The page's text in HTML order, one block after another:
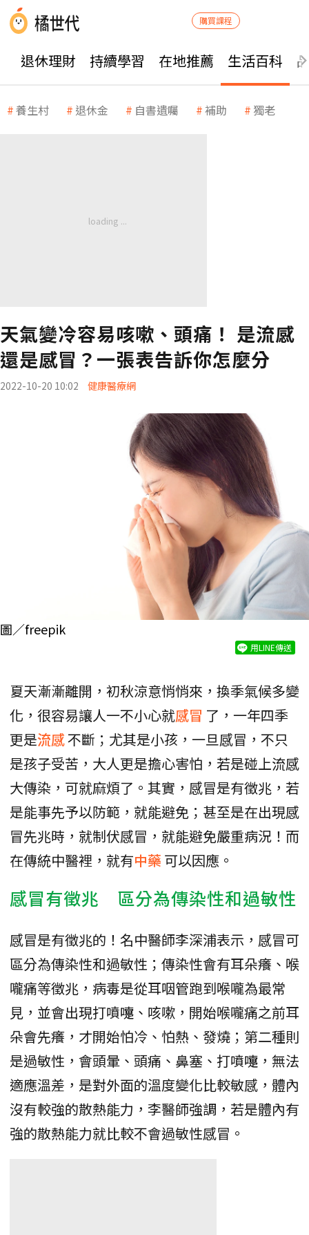
購買課程
退休理財 持續學習 在地推薦 生活百科
養生村 退休金 自書遺囑 補助 獨老
天氣變冷容易咳嗽、頭痛！ 是流感
還是感冒？一張表告訴你怎麼分
2022-10-20 10:02 健康醫療網
圖／freepik
用LINE傳送
夏天漸漸離開，初秋涼意悄悄來，換季氣候多變
化，很容易讓人一不小心就感冒 了，一年四季
更是流感不斷；尤其是小孩，一旦感冒，不只
是孩子受苦，大人更是擔心害怕，若是碰上流感
大傳染，可就麻煩了。其實，感冒是有徵兆，若
是能事先予以防範，就能避免；甚至是在出現感
冒先兆時，就制伏感冒，就能避免嚴重病況！而
在傳統中醫裡，就有中藥 可以因應。
感冒有徵兆 區分為傳染性和過敏性
感冒是有徵兆的！名中醫師李深浦表示，感冒可
區分為傳染性和過敏性；傳染性會有耳朵癢、喉
嚨痛等徵兆，病毒是從耳咽管跑到喉嚨為最常
見，並會出現打噴嚏、咳嗽，開始喉嚨痛之前耳
朵會先癢，才開始怕冷、怕熱、發燒；第二種則
是過敏性，會頭暈、頭痛、鼻塞、打噴嚏，無法
適應溫差，是對外面的溫度變化比較敏感，體內
沒有較強的散熱能力，李醫師強調，若是體內有
強的散熱能力就比較不會過敏性感冒。